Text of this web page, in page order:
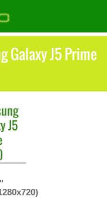
Galaxy J5 Prime
J5